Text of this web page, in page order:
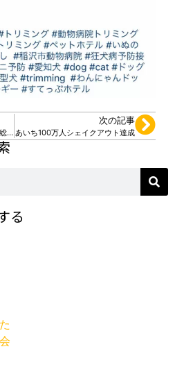
一宮建設事務所管内事業協議会総会
次の記事
あいち100万人シェイクアウト達成
る